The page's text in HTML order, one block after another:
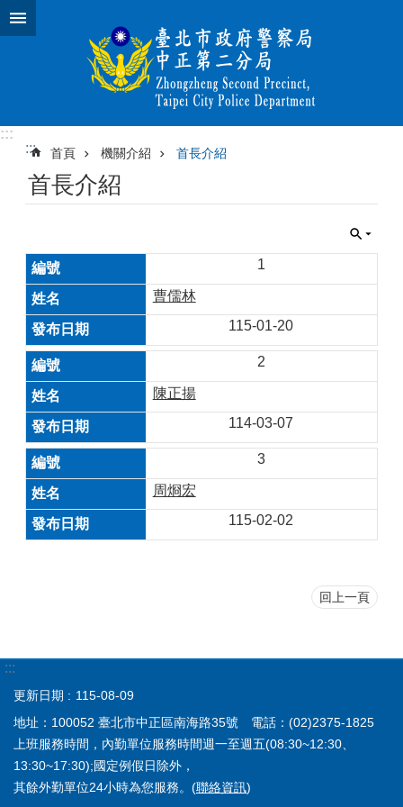
跳到主要內容區塊
:::
:::
首頁 機關介紹 首長介紹
首長介紹
1
曹儒林
115-01-20
2
陳正揚
114-03-07
3
周烱宏
115-02-02
回上一頁
:::
更新日期
115-08-09
地址：100052 臺北市中正區南海路35號 電話：(02)2375-1825
上班服務時間，內勤單位服務時間週一至週五(08:30~12:30、
13:30~17:30);國定例假日除外，
其餘外勤單位24小時為您服務。(聯絡資訊)